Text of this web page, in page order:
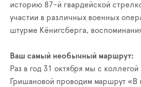
историю 87-й гвардейской
участии в различных военных
штурме Кёнигсберга,
Ваш самый необычный маршрут:
Раз в год 31 октября мы с
Гришановой проводим маршрут «В